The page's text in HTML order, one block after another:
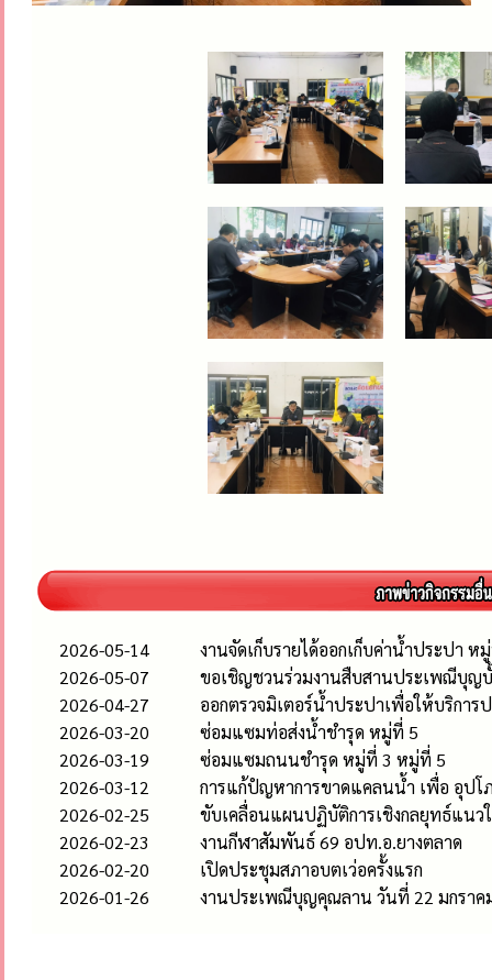
2026-05-14
งานจัดเก็บรายได้ออกเก็บค่าน้ำประปา
2026-05-07
ขอเชิญชวนร่วมงานสืบสานประเพณีบุญ
2026-04-27
ออกตรวจมิเตอร์น้ำประปาเพื่อให้บริการ
2026-03-20
ซ่อมแซมท่อส่งน้ำชำรุด หมู่ที่ 5
2026-03-19
ซ่อมแซมถนนชำรุด หมู่ที่ 3 หมู่ที่ 5
2026-03-12
การแก้ปํญหาการขาดแคลนน้ำ เพื่อ อุปโ
2026-02-25
ขับเคลื่อนแผนปฏิบัติการเชิงกลยุทธ์แนวใ
2026-02-23
งานกีฬาสัมพันธ์ 69 อปท.อ.ยางตลาด
2026-02-20
เปิดประชุมสภาอบตเว่อครั้งแรก
2026-01-26
งานประเพณีบุญคุณลาน วันที่ 22 มกราค